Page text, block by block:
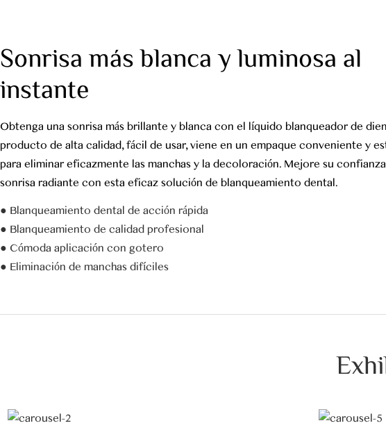
Sonrisa más blanca y luminosa al
instante
Obtenga una sonrisa más brillante y blanca con el líquido blanqueador de
producto de alta calidad, fácil de usar, viene en un empaque conveniente y
para eliminar eficazmente las manchas y la decoloración. Mejore su
sonrisa radiante con esta eficaz solución de blanqueamiento dental.
● Blanqueamiento dental de acción rápida
● Blanqueamiento de calidad profesional
● Cómoda aplicación con gotero
● Eliminación de manchas difíciles